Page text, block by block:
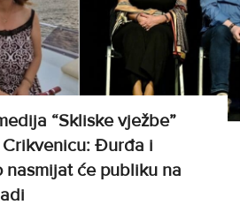
“Skliske vježbe”
Crikvenicu: Đurđa i
nasmijat će publiku na